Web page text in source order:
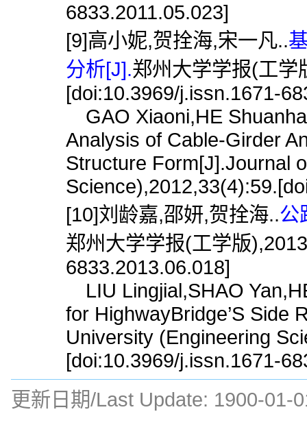
6833.2011.05.023]
[9]高小妮,贺拴海,宋一凡..
分析[J].郑州大学学报(工学
[doi:10.3969/j.issn.1671-
GAO Xiaoni,HE
Analysis of Cable-Girder
Structure Form[J].Journal
[10]刘龄嘉,邵妍,贺拴海..公
郑州大学学报(工学版
6833.2013.06.018]
LIU Lingjial,SHAO
for HighwayBridge’S Side
University (Engineering
[doi:10.3969/j.issn.1671-
更新日期/Last Update: 1900-01-